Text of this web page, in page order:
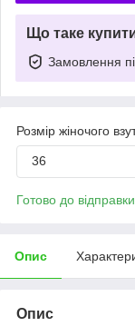
Що таке
Замовлення
Розмір жіночого
36
Готово до відправки
Опис
Опис